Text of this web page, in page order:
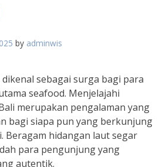
by adminwis
sebagai surga bagi para
seafood. Menjelajahi
merupakan pengalaman yang
bagi siapa pun yang berkunjung
Beragam hidangan laut segar
para pengunjung yang
autentik.